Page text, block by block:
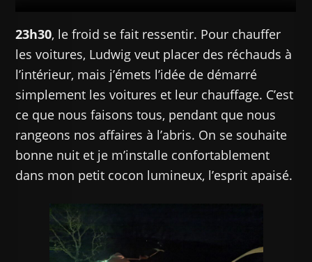
23h30, le froid se fait ressentir. Pour chauffer
les voitures, Ludwig veut placer des réchauds à
l’intérieur, mais j’émets l’idée de démarré
simplement les voitures et leur chauffage. C’est
ce que nous faisons tous, pendant que nous
rangeons nos affaires à l’abris. On se souhaite
bonne nuit et je m’installe confortablement
dans mon petit cocon lumineux, l’esprit apaisé.